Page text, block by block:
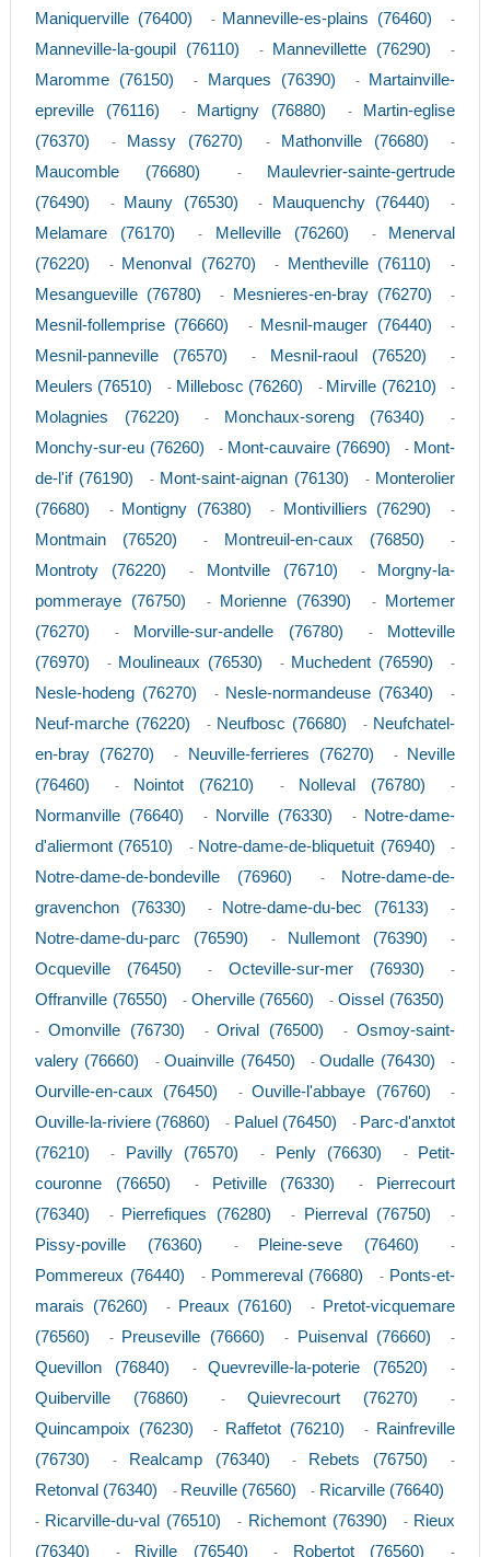
Maniquerville (76400) - Manneville-es-plains (76460) -
Manneville-la-goupil (76110) - Mannevillette (76290) -
Maromme (76150) - Marques (76390) -
Martainville-
epreville (76116)
- Martigny (76880) -
Martin-eglise
(76370)
- Massy (76270) - Mathonville (76680) -
Maucomble (76680) -
Maulevrier-sainte-gertrude
(76490)
- Mauny (76530) - Mauquenchy (76440) -
Melamare (76170) - Melleville (76260) -
Menerval
(76220)
- Menonval (76270) - Mentheville (76110) -
Mesangueville (76780) - Mesnieres-en-bray (76270) -
Mesnil-follemprise (76660) - Mesnil-mauger (76440) -
Mesnil-panneville (76570) - Mesnil-raoul (76520) -
Meulers (76510) - Millebosc (76260) - Mirville (76210) -
Molagnies (76220) - Monchaux-soreng (76340) -
Monchy-sur-eu (76260) - Mont-cauvaire (76690) - Mont-
de-l'if (76190)
- Mont-saint-aignan (76130) - Monterolier
(76680)
- Montigny (76380) - Montivilliers (76290) -
Montmain (76520) - Montreuil-en-caux (76850) -
Montroty (76220) - Montville (76710) -
Morgny-la-
pommeraye (76750)
- Morienne (76390) -
Mortemer
(76270)
- Morville-sur-andelle (76780) -
Motteville
(76970)
- Moulineaux (76530) - Muchedent (76590) -
Nesle-hodeng (76270) - Nesle-normandeuse (76340) -
Neuf-marche (76220) - Neufbosc (76680) - Neufchatel-
en-bray (76270)
- Neuville-ferrieres (76270) -
Neville
(76460)
- Nointot (76210) - Nolleval (76780) -
Normanville (76640) - Norville (76330) -
Notre-dame-
d'aliermont (76510)
- Notre-dame-de-bliquetuit (76940) -
Notre-dame-de-bondeville (76960) -
Notre-dame-de-
gravenchon (76330)
- Notre-dame-du-bec (76133) -
Notre-dame-du-parc (76590) - Nullemont (76390) -
Ocqueville (76450) - Octeville-sur-mer (76930) -
Offranville (76550) - Oherville (76560) -Oissel (76350)
- Omonville (76730) -Orival (76500) -Osmoy-saint-
valery (76660)
-Ouainville (76450) -Oudalle (76430) -
Ourville-en-caux (76450) -Ouville-l'abbaye (76760) -
Ouville-la-riviere (76860) - Paluel (76450) - Parc-d'anxtot
(76210)
- Pavilly (76570) - Penly (76630) -
Petit-
couronne (76650)
- Petiville (76330) -
Pierrecourt
(76340)
- Pierrefiques (76280) - Pierreval (76750) -
Pissy-poville (76360) - Pleine-seve (76460) -
Pommereux (76440) - Pommereval (76680) - Ponts-et-
marais (76260)
- Preaux (76160) -
Pretot-vicquemare
(76560)
- Preuseville (76660) - Puisenval (76660) -
Quevillon (76840) -Quevreville-la-poterie (76520) -
Quiberville (76860) - Quievrecourt (76270) -
Quincampoix (76230) - Raffetot (76210) -
Rainfreville
(76730)
- Realcamp (76340) - Rebets (76750) -
Retonval (76340) - Reuville (76560) - Ricarville (76640)
- Ricarville-du-val (76510) - Richemont (76390) - Rieux
(76340)
- Riville (76540) - Robertot (76560) -